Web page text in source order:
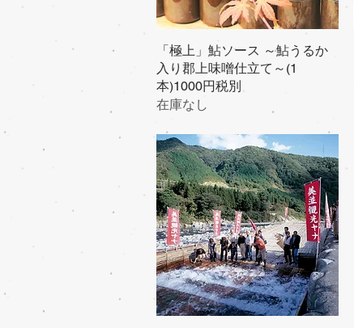
クイックビュー
「極上」鮎ソース ～鮎うるか
入り郡上味噌仕立て～(1
本)1000円税別
在庫なし